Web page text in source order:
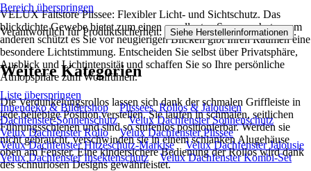
VELUX Faltstore Plissee: Flexibler Licht- und Sichtschutz. Das
blickdichte Gewebe bietet zum einen exzellenten Sonnenschutz, zum
anderen schützt es Sie vor neugierigen Blicken gibt Ihren Räumen eine
besondere Lichtstimmung. Entscheiden Sie selbst über Privatsphäre,
Ausblick und Lichtintensität und schaffen Sie so Ihre persönliche
Atmopsphäre zum Wohlfühlen.
Die Verdunkelungsrollos lassen sich dank der schmalen Griffleiste in
jede beliebige Position verstellen. Sie laufen in schmalen, seitlichen
Führungsschienen und sind so stufenlos positionierbar. Werden sie
nicht gebraucht, verschwinden sie in einem schlanken Alugehäuse
oben am Fenster. Eine kindersichere Bedienung der Rollos wird dank
des schnurlosen Designs gewährleistet.
Bereich überspringen
Verantwortlich für Produktsicherheit: Siehe Herstellerinformationen .
Weitere Kategorien
Liste überspringen
Innendeko & Bildershop
Plissees, Rollos & Jalousien
Dachfenster-Sonnenschutz
Velux Dachfenster Sonnenschutz
Velux Dachfenster Rollo
Velux Dachfenster Plissee
Velux Dachfenster Hitzeschutz-Markise
Velux Dachfenster Jalousie
Velux Dachfenster Insektenschutz
Velux Dachfenster Kombi-Set